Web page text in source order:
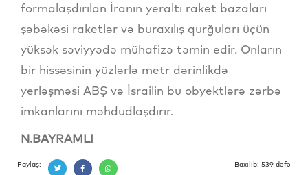
formalaşdırılan İranın yeraltı raket bazaları
şəbəkəsi raketlər və buraxılış qurğuları üçün
yüksək səviyyədə mühafizə təmin edir. Onların
bir hissəsinin yüzlərlə metr dərinlikdə
yerləşməsi ABŞ və İsrailin bu obyektlərə zərbə
imkanlarını məhdudlaşdırır.
N.BAYRAMLI
Paylaş: Baxılıb: 539 dəfə